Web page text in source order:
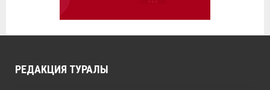
РЕДАКЦИЯ ТУРАЛЫ